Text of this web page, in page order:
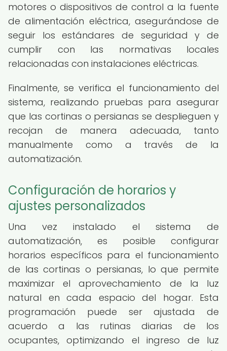
motores o dispositivos de control a la fuente
de alimentación eléctrica, asegurándose de
seguir los estándares de seguridad y de
cumplir con las normativas locales
relacionadas con instalaciones eléctricas.
Finalmente, se verifica el funcionamiento del
sistema, realizando pruebas para asegurar
que las cortinas o persianas se desplieguen y
recojan de manera adecuada, tanto
manualmente como a través de la
automatización.
Configuración de horarios y
ajustes personalizados
Una vez instalado el sistema de
automatización, es posible configurar
horarios específicos para el funcionamiento
de las cortinas o persianas, lo que permite
maximizar el aprovechamiento de la luz
natural en cada espacio del hogar. Esta
programación puede ser ajustada de
acuerdo a las rutinas diarias de los
ocupantes, optimizando el ingreso de luz